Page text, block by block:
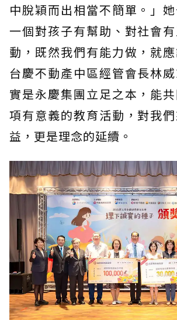
中脫穎而出相當不簡單。」
一個對孩子有幫助、對社會
動，既然我們有能力做，就
台慶不動產中區經管會長林
實是永慶集團立足之本，能
項有意義的教育活動，對我
益，更是理念的延續。